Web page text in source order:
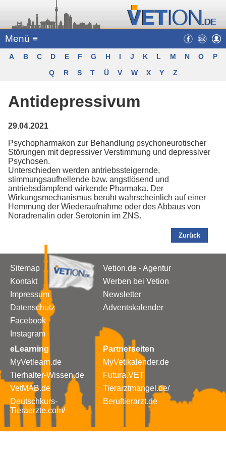
Menü ≡
A B C D E F G H I J K L M N O
P
Q
R S T Ü V W X Y Z
Antidepressivum
29.04.2021
Psychopharmakon zur Behandlung psychoneurotischer
Störungen mit depressiver Verstimmung und depressiver
Psychosen.
Unterschieden werden antriebssteigernde,
stimmungsaufhellende bzw. angstlösend und
antriebsdämpfend wirkende Pharmaka. Der
Wirkungsmechanismus beruht wahrscheinlich auf einer
Hemmung der Wiederaufnahme oder des Abbaus von
Noradrenalin oder Serotonin im ZNS.
Zurück
Sitemap
Kontakt
Impressum
Datenschutz
Facebook
Instagram
Vetion.de - Agentur
Werben bei Vetion
Newsletter
Adventskalender
eLearning
MyVetlearn.de
Tierhalter-Wissen.de
VetMAB.de
Deutschkurs-
Tieraerzte.com/
Partnerseiten
MyVetikalender.de
Futura.VET
Tierarztmangel.de/
Beruftierarzt.de